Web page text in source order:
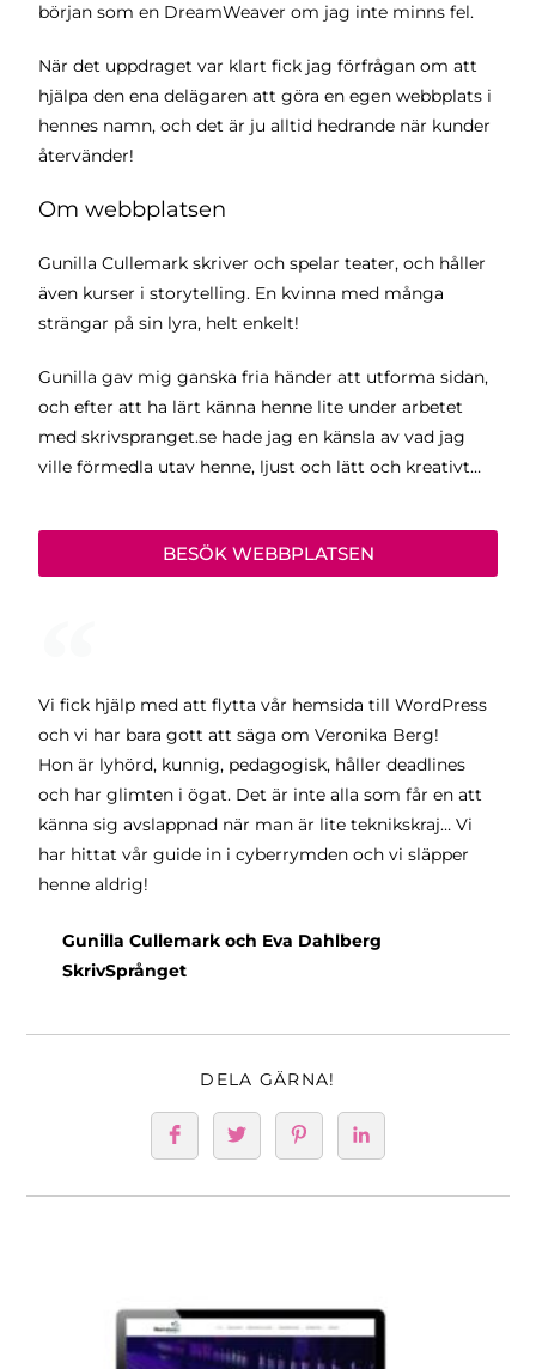
början som en DreamWeaver om jag inte minns fel.
När det uppdraget var klart fick jag förfrågan om att
hjälpa den ena delägaren att göra en egen webbplats i
hennes namn, och det är ju alltid hedrande när kunder
återvänder!
Om webbplatsen
Gunilla Cullemark skriver och spelar teater, och håller
även kurser i storytelling. En kvinna med många
strängar på sin lyra, helt enkelt!
Gunilla gav mig ganska fria händer att utforma sidan,
och efter att ha lärt känna henne lite under arbetet
med skrivspranget.se hade jag en känsla av vad jag
ville förmedla utav henne, ljust och lätt och kreativt…
BESÖK WEBBPLATSEN
Vi fick hjälp med att flytta vår hemsida till WordPress
och vi har bara gott att säga om Veronika Berg!
Hon är lyhörd, kunnig, pedagogisk, håller deadlines
och har glimten i ögat. Det är inte alla som får en att
känna sig avslappnad när man är lite teknikskraj… Vi
har hittat vår guide in i cyberrymden och vi släpper
henne aldrig!
Gunilla Cullemark och Eva Dahlberg
SkrivSprånget
DELA GÄRNA!